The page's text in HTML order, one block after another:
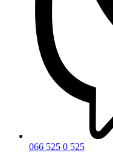
066 525 0 525